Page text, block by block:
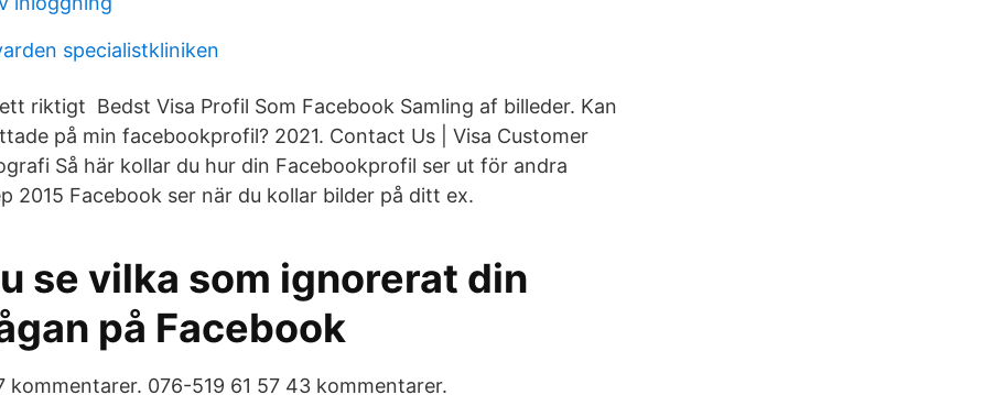
specialistkliniken
riktigt Bedst Visa Profil Som Facebook Samling af billeder. Kan
på min facebookprofil? 2021. Contact Us | Visa Customer
Så här kollar du hur din Facebookprofil ser ut för andra
2015 Facebook ser när du kollar bilder på ditt ex.
se vilka som ignorerat din
på Facebook
kommentarer. 076-519 61 57 43 kommentarer.